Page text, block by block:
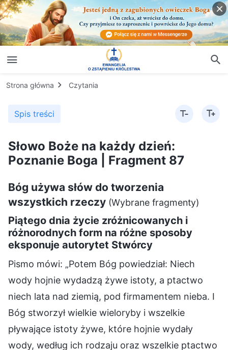
Strona główna Czytania
Spis treści
Słowo Boże na każdy dzień:
Poznanie Boga | Fragment 87
Bóg używa słów do tworzenia
wszystkich rzeczy (Wybrane fragmenty)
Piątego dnia życie zróżnicowanych i
różnorodnych form na różne sposoby
eksponuje autorytet Stwórcy
Pismo mówi: „Potem Bóg powiedział: Niech
wody hojnie wydadzą żywe istoty, a ptactwo
niech lata nad ziemią, pod firmamentem nieba. I
Bóg stworzył wielkie wieloryby i wszelkie
pływające istoty żywe, które hojnie wydały
wody, według ich rodzaju oraz wszelkie ptactwo